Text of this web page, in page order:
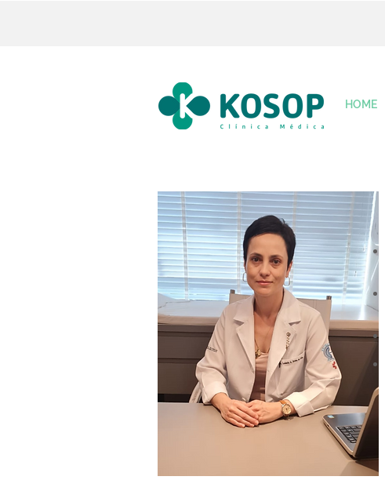
HOME